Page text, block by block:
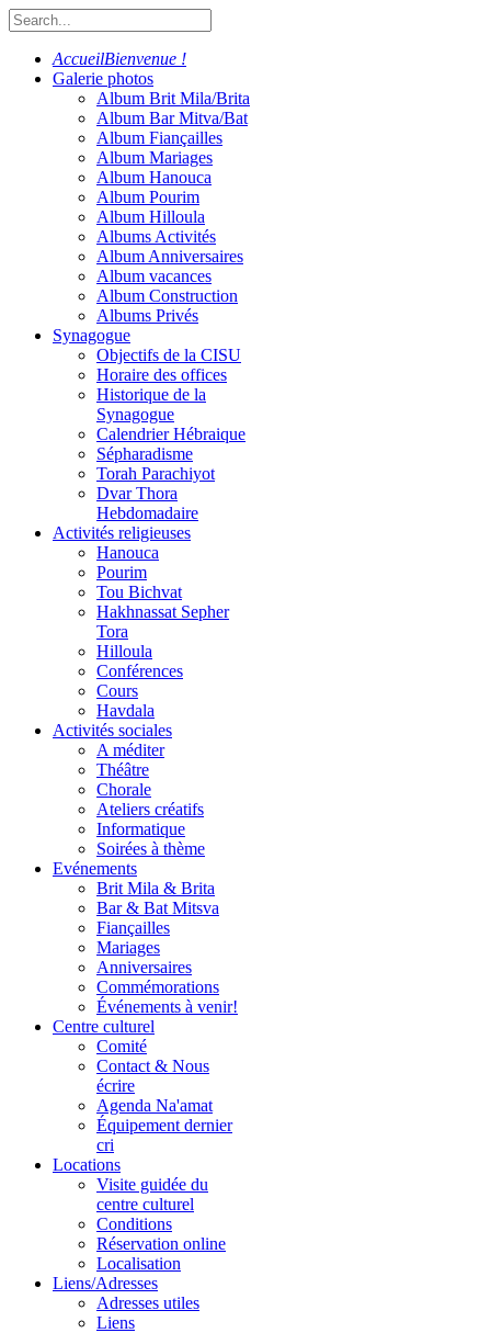
AccueilBienvenue !
Galerie photos
Album Brit Mila/Brita
Album Bar Mitva/Bat
Album Fiançailles
Album Mariages
Album Hanouca
Album Pourim
Album Hilloula
Albums Activités
Album Anniversaires
Album vacances
Album Construction
Albums Privés
Synagogue
Objectifs de la CISU
Horaire des offices
Historique de la
Synagogue
Calendrier Hébraique
Sépharadisme
Torah Parachiyot
Dvar Thora
Hebdomadaire
Activités religieuses
Hanouca
Pourim
Tou Bichvat
Hakhnassat Sepher
Tora
Hilloula
Conférences
Cours
Havdala
Activités sociales
A méditer
Théâtre
Chorale
Ateliers créatifs
Informatique
Soirées à thème
Evénements
Brit Mila & Brita
Bar & Bat Mitsva
Fiançailles
Mariages
Anniversaires
Commémorations
Événements à venir!
Centre culturel
Comité
Contact & Nous
écrire
Agenda Na'amat
Équipement dernier
cri
Locations
Visite guidée du
centre culturel
Conditions
Réservation online
Localisation
Liens/Adresses
Adresses utiles
Liens